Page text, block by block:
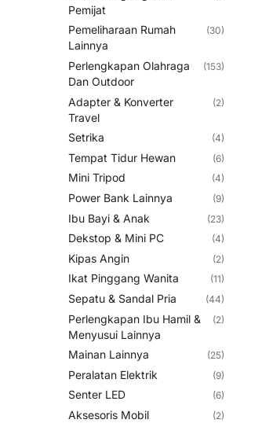
Pemijat
Pemeliharaan Rumah
Lainnya
(30)
Perlengkapan Olahraga
Dan Outdoor
(153)
Adapter & Konverter
Travel
(2)
Setrika (4)
Tempat Tidur Hewan (6)
Mini Tripod (4)
Power Bank Lainnya (9)
Ibu Bayi & Anak (23)
Dekstop & Mini PC (4)
Kipas Angin (2)
Ikat Pinggang Wanita (11)
Sepatu & Sandal Pria (44)
Perlengkapan Ibu Hamil &
Menyusui Lainnya
(2)
Mainan Lainnya (25)
Peralatan Elektrik (9)
Senter LED (6)
Aksesoris Mobil (2)